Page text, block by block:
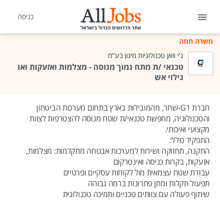
כניסה
משרה חמה
ג'י וואן טכנולוגיות מיגון בע"מ
טכנאי /ת מתח נמוך מנוסה - מצלמות ואזעקות ואו
גילוי אש
חברת G1-שחר, מהמובילות בארץ בתחום מערכות הביטחון
והטכנולוגיה, מחפשת טכנאי/ת שטח מנוסה להצטרפות לצוות
מקצועי ואיכותי.
התפקיד כולל:
התקנה, תחזוקה ושירות למערכות אבטחה מתקדמות: מצלמות,
אזעקות, בקרות כניסה ואינטרקום
עבודת שטח עצמאית מול לקוחות עסקיים ופרטיים
תפעול תקלות ומתן פתרונות ברמה גבוהה
שיתוף פעולה עם צוותים טכניים ותמיכה טכנולוגית